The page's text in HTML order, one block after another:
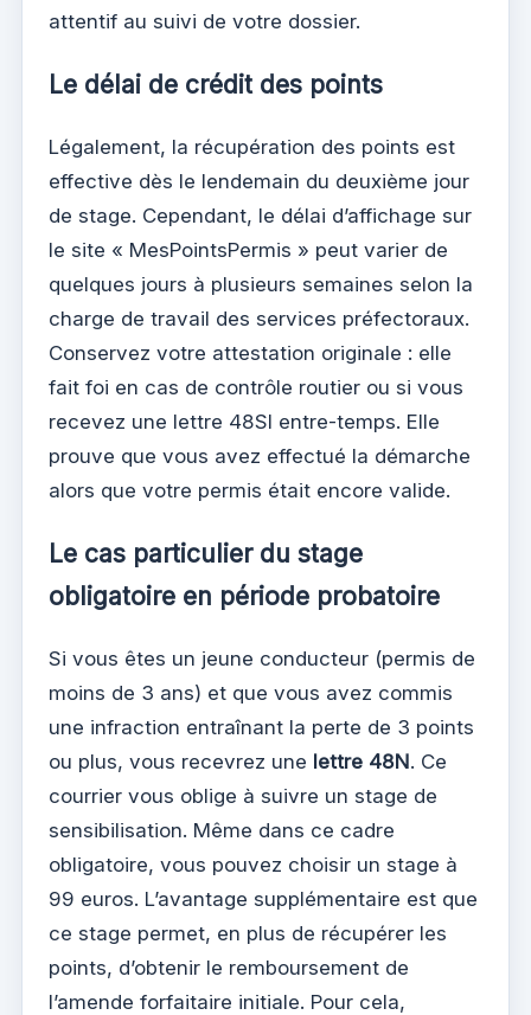
attentif au suivi de votre dossier.
Le délai de crédit des points
Légalement, la récupération des points est
effective dès le lendemain du deuxième jour
de stage. Cependant, le délai d’affichage sur
le site « MesPointsPermis » peut varier de
quelques jours à plusieurs semaines selon la
charge de travail des services préfectoraux.
Conservez votre attestation originale : elle
fait foi en cas de contrôle routier ou si vous
recevez une lettre 48SI entre-temps. Elle
prouve que vous avez effectué la démarche
alors que votre permis était encore valide.
Le cas particulier du stage
obligatoire en période probatoire
Si vous êtes un jeune conducteur (permis de
moins de 3 ans) et que vous avez commis
une infraction entraînant la perte de 3 points
ou plus, vous recevrez une lettre 48N. Ce
courrier vous oblige à suivre un stage de
sensibilisation. Même dans ce cadre
obligatoire, vous pouvez choisir un stage à
99 euros. L’avantage supplémentaire est que
ce stage permet, en plus de récupérer les
points, d’obtenir le remboursement de
l’amende forfaitaire initiale. Pour cela,